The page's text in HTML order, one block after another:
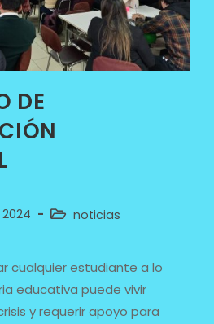
DE
noticias
cualquier estudiante a lo
educativa puede vivir
y requerir apoyo para